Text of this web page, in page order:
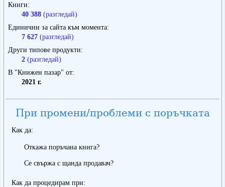
Книги
40 388 (разгледай)
Единични за сайта към момента
7 627 (разгледай)
Други типове продукти
2 (разгледай)
В "Книжен пазар" от
2021 г.
При промени/проблеми с поръчката
Как да:
Откажа поръчана книга?
Се свържа с щанда продавач?
Как да процедирам при: